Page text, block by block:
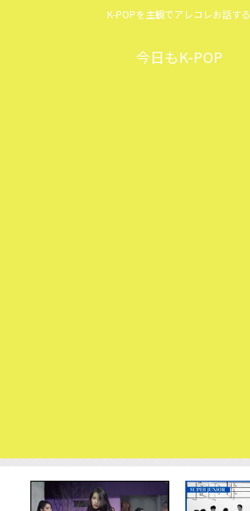
K-POPを主観でアレコレお話する
今日もK-POP